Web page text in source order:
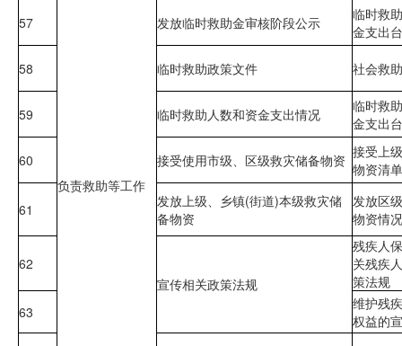
负责救助等工作
57
发放临时救助金审核阶段公示
临时救
金支出
58 临时救助政策文件 社会救
59 临时救助人数和资金支出情况
临时救
金支出
60 接受使用市级、区级救灾储备物资 接受上
物资清单
61
发放上级、乡镇(街道)本级救灾储
备物资
发放区
物资情
62
宣传相关政策法规
残疾人
关残疾
策法规
63
维护残
权益的